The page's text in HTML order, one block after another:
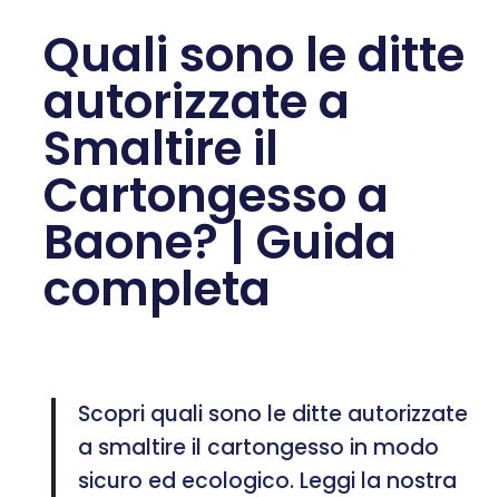
Quali sono le ditte
autorizzate a
Smaltire il
Cartongesso a
Baone? | Guida
completa
Scopri quali sono le ditte autorizzate
a smaltire il cartongesso in modo
sicuro ed ecologico. Leggi la nostra